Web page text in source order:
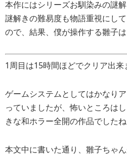
本作にはシリーズお馴染みの謎
謎解きの難易度も物語重視にし
ので、結果、僕が操作する雛子
1周目は15時間ほどでクリア出来
ゲームシステムとしてはかなり
っていましたが、怖いところは
きな和ホラー全開の作品でしたね
本文中に書いた通り、雛子ちゃ